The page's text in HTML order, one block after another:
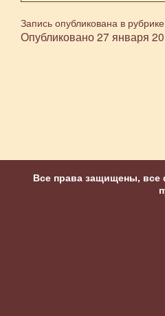
Запись опубликована в рубрике
Опубликовано27 января
Все права защищены, все